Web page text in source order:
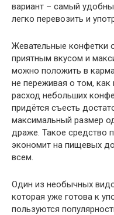
вариант – самый
легко перевозить и
Жевательные конфетки
приятным вкусом и
можно положить в
не переживая о том, как
расход небольших
придётся съесть
максимальный размер
драже. Такое средство
экономит на пищевых
всем.
Один из необычных
которая уже готова к
пользуются